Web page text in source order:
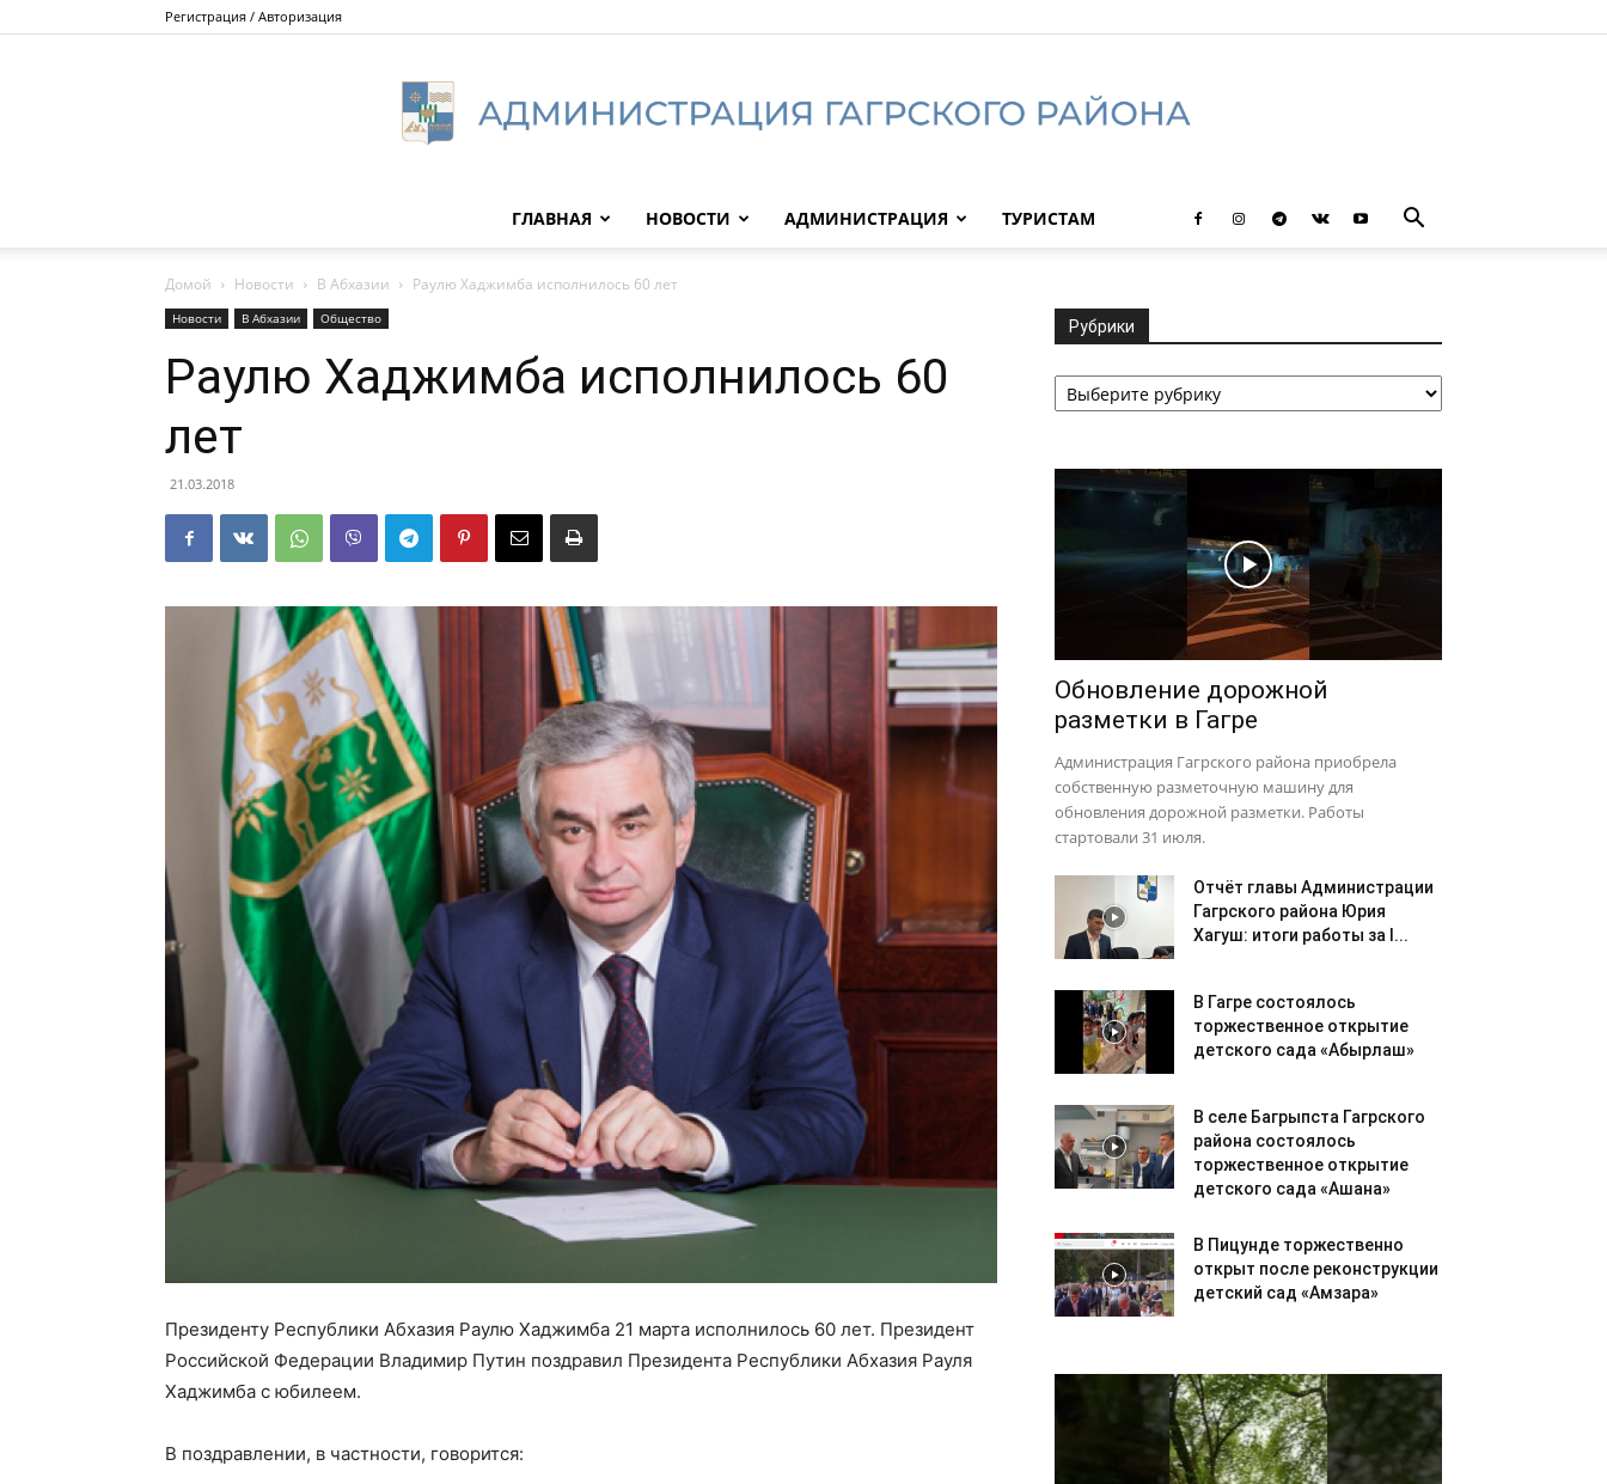
Регистрация / Авторизация
Гагрского
ГЛАВНАЯ НОВОСТИ АДМИНИСТРАЦИЯ ТУРИСТАМ
Домой Новости В Абхазии Раулю Хаджимба исполнилось 60 лет
Новости В Абхазии Общество
Раулю Хаджимба исполнилось 60
лет
21.03.2018
Президенту Республики Абхазия Раулю Хаджимба 21 марта исполнилось 60 лет. Президент
Российской Федерации Владимир Путин поздравил Президента Республики Абхазия Рауля
Хаджимба с юбилеем.
В поздравлении, в частности, говорится:
Рубрики
Рубрики
Обновление дорожной
разметки в Гагре
Администрация Гагрского района приобрела
собственную разметочную машину для
обновления дорожной разметки. Работы
стартовали 31 июля.
Отчёт главы Администрации
Гагрского района Юрия
Хагуш: итоги работы за I...
В Гагре состоялось
торжественное открытие
детского сада «Абырлаш»
В селе Багрыпста Гагрского
района состоялось
торжественное открытие
детского сада «Ашана»
В Пицунде торжественно
открыт после реконструкции
детский сад «Амзара»